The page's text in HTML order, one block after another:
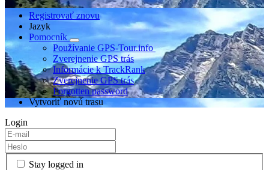
Registrovať znovu
Jazyk
Pomocník
Používanie GPS-Tour.info
Zverejnenie GPS trás
Informácie k TrackRank
Zverejnenie GPS trás
Forgotten password
Vytvoriť novú trasu
Login
Stay logged in